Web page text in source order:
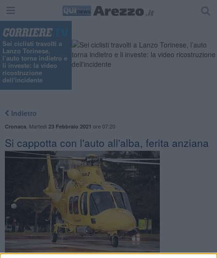
Sei ciclisti travolti a
Lanzo Torinese,
l’auto torna indietro e
li investe: la video
ricostruzione
dell'incidente
Indietro
Cronaca Martedì 23 Febbraio 2021 ore 07:20
Si cappotta con l'auto all'alba, ferita anziana